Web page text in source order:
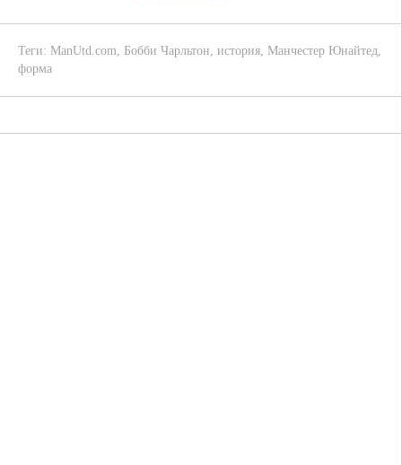
Теги: ManUtd.com, Бобби Чарльтон, история, Манчестер Юнайтед,
форма